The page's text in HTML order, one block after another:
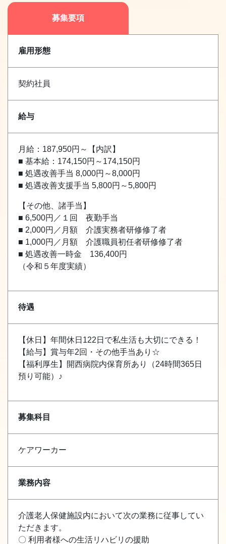
募集要項
雇用形態
契約社員
給与
月給：187,950円～【内訳】
■ 基本給：174,150円～174,150円
■ 処遇改善手当 8,000円～8,000円
■ 処遇改善支援手当 5,800円～5,800円
【その他、諸手当】
■ 6,500円／１回 夜勤手当
■ 2,000円／月額 介護実務者研修修了者
■ 1,000円／月額 介護職員初任者研修修了者
■ 処遇改善一時金 136,400円
（令和５年度実績）
待遇
【休日】年間休日122日で私生活も大切にできる！
【給与】賞与年2回・その他手当あり☆
【福利厚生】開西病院内保育所あり（24時間365日
預り可能）♪
募集科目
ケアワーカー
業務内容
介護老人保健施設内において次の業務に従事してい
ただきます。
〇 利用者様への生活リハビリの援助